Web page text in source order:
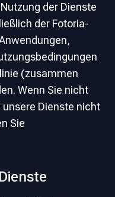
der Dienste
der Fotoria-
(zusammen
Wenn Sie nicht
unsere Dienste nicht
Sie